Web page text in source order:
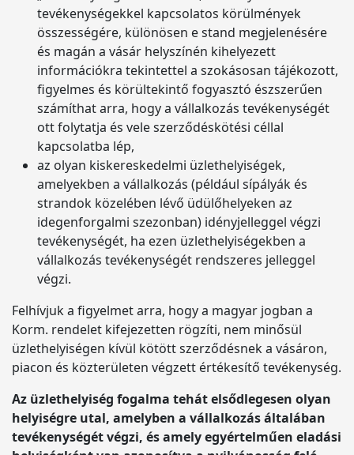
tevékenységekkel kapcsolatos körülmények
összességére, különösen e stand megjelenésére
és magán a vásár helyszínén kihelyezett
információkra tekintettel a szokásosan tájékozott,
figyelmes és körültekintő fogyasztó észszerűen
számíthat arra, hogy a vállalkozás tevékenységét
ott folytatja és vele szerződéskötési céllal
kapcsolatba lép,
az olyan kiskereskedelmi üzlethelyiségek,
amelyekben a vállalkozás (például sípályák és
strandok közelében lévő üdülőhelyeken az
idegenforgalmi szezonban) idényjelleggel végzi
tevékenységét, ha ezen üzlethelyiségekben a
vállalkozás tevékenységét rendszeres jelleggel
végzi.
Felhívjuk a figyelmet arra, hogy a magyar jogban a
Korm. rendelet kifejezetten rögzíti, nem minősül
üzlethelyiségen kívül kötött szerződésnek a vásáron,
piacon és közterületen végzett értékesítő tevékenység.
Az üzlethelyiség fogalma tehát elsődlegesen olyan
helyiségre utal, amelyben a vállalkozás általában
tevékenységét végzi, és amely egyértelműen eladási